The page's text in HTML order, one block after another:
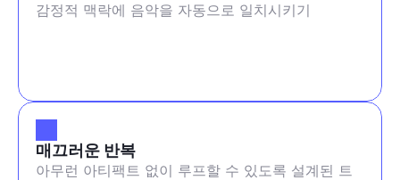
감정적 맥락에 음악을 자동으로 일치시키기
매끄러운 반복
아무런 아티팩트 없이 루프할 수 있도록 설계된 트